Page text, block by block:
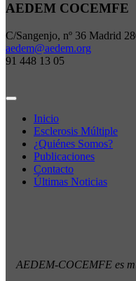
AEDEM COCEMFE
C/Sangenjo, nº 36 Madrid
aedem@aedem.org
91 448 13 05
Inicio
Esclerosis Múltiple
¿Quiénes Somos?
Publicaciones
Contacto
Últimas Noticias
AEDEM-COCEMFE es